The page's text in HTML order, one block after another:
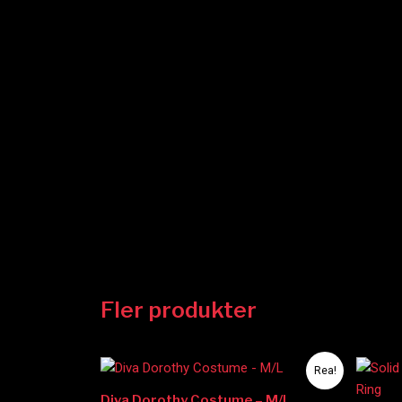
Fler produkter
Rea!
Det
ursprungliga
priset
Det
priset